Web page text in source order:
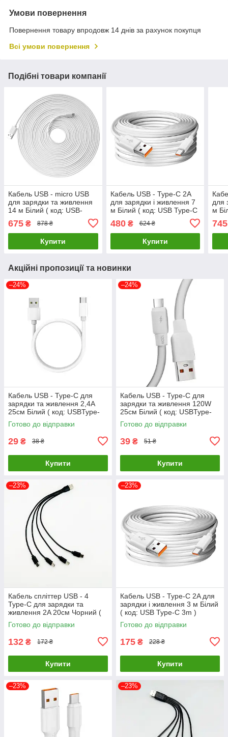
Умови повернення
Повернення товару впродовж 14 днів за рахунок покупця
Всі умови повернення
Подібні товари компанії
Кабель USB - micro USB
для зарядки та живлення
14 м Білий ( код: USB-
675 ₴ 878 ₴
Купити
Кабель USB - Type-C 2A
для зарядки і живлення 7
м Білий ( код: USB Type-C
480₴ 624 ₴
Купити
для
м
745
Акційні пропозиції та новинки
–24%
Кабель USB - Type-C для
зарядки та живлення 2,4A
25см Білий ( код: USBType-
C025m )
Готово до відправки
29 ₴ 38 ₴
Купити
–24%
Кабель USB - Type-C для
зарядки та живлення 120W
25см Білий ( код: USBType-
C025m120W )
Готово до відправки
39 ₴ 51 ₴
Купити
–23%
Кабель спліттер USB - 4
Type-C для зарядки та
живлення 2A 20см Чорний (
код: A4C-02mB )
Готово до відправки
132 ₴ 172 ₴
Купити
–23%
Кабель USB - Type-C 2A для
зарядки і живлення 3 м Білий
( код: USB Type-C 3m )
Готово до відправки
175 ₴ 228 ₴
Купити
–23% –23%